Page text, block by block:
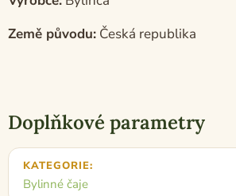
Země původu: Česká republika
Doplňkové parametry
KATEGORIE:
Bylinné čaje